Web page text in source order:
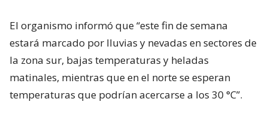
El organismo informó que “este fin de semana
estará marcado por lluvias y nevadas en sectores de
la zona sur, bajas temperaturas y heladas
matinales, mientras que en el norte se esperan
temperaturas que podrían acercarse a los 30 °C”.